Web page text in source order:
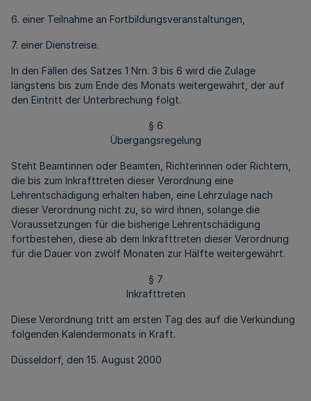
6. einer Teilnahme an Fortbildungsveranstaltungen,
7. einer Dienstreise.
In den Fällen des Satzes 1 Nrn. 3 bis 6 wird die Zulage
längstens bis zum Ende des Monats weitergewährt, der auf
den Eintritt der Unterbrechung folgt.
§ 6
Übergangsregelung
Steht Beamtinnen oder Beamten, Richterinnen oder Richtern,
die bis zum Inkrafttreten dieser Verordnung eine
Lehrentschädigung erhalten haben, eine Lehrzulage nach
dieser Verordnung nicht zu, so wird ihnen, solange die
Voraussetzungen für die bisherige Lehrentschädigung
fortbestehen, diese ab dem Inkrafttreten dieser Verordnung
für die Dauer von zwölf Monaten zur Hälfte weitergewährt.
§ 7
Inkrafttreten
Diese Verordnung tritt am ersten Tag des auf die Verkündung
folgenden Kalendermonats in Kraft.
Düsseldorf, den 15. August 2000